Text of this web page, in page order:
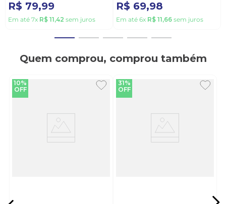
R$ 79,99
Em até 7x R$ 11,42 sem juros
R$ 69,98
Em até 6x R$ 11,66 sem juros
Quem comprou, comprou também
10%
OFF
31%
OFF